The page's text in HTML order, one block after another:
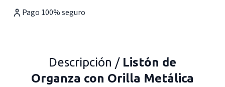
Pago 100% seguro
Descripción / Listón de
Organza con Orilla Metálica